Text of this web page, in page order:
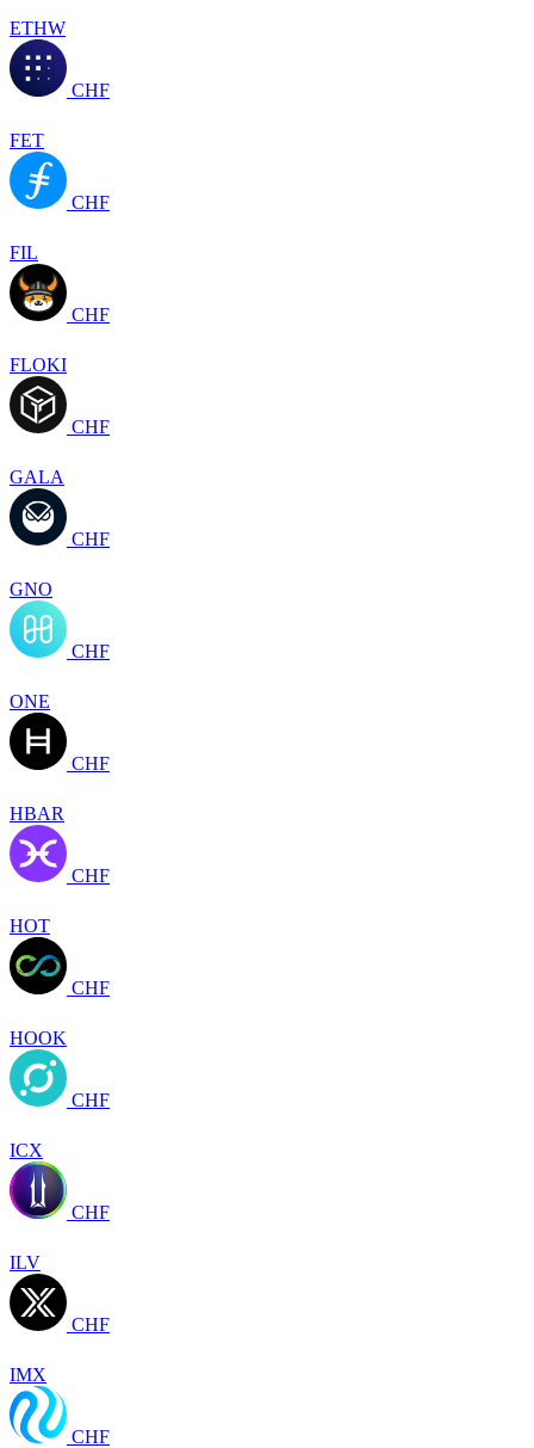
ETHW
CHF
FET
CHF
FIL
CHF
FLOKI
CHF
GALA
CHF
GNO
CHF
ONE
CHF
HBAR
CHF
HOT
CHF
HOOK
CHF
ICX
CHF
ILV
CHF
IMX
CHF